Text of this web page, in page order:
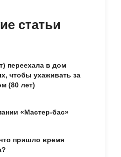
статьи
переехала в дом
чтобы ухаживать за
(80 лет)
«Мастер-бас»
пришло время